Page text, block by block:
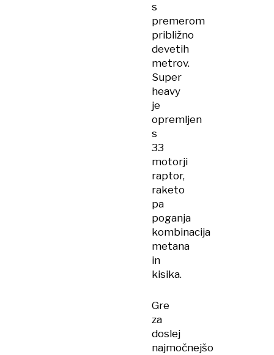
s
premerom
približno
devetih
metrov.
Super
heavy
je
opremljen
s
33
motorji
raptor,
raketo
pa
poganja
kombinacija
metana
in
kisika.
Gre
za
doslej
najmočnejšo